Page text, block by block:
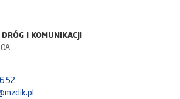
I KOMUNIKACJI
52